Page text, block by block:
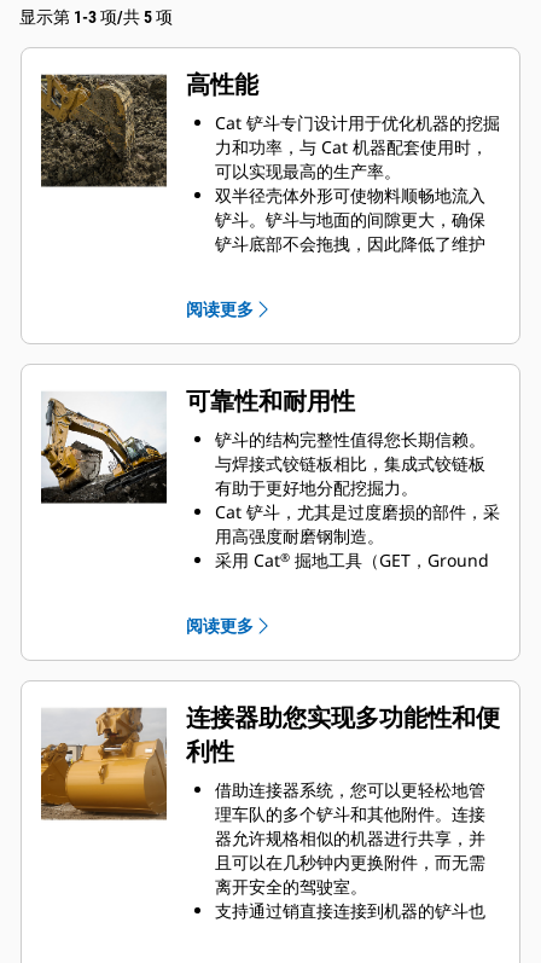
显示第 1-3 项/共 5 项
高性能
Cat 铲斗专门设计用于优化机器的挖掘
力和功率，与 Cat 机器配套使用时，
可以实现最高的生产率。
双半径壳体外形可使物料顺畅地流入
铲斗。铲斗与地面的间隙更大，确保
铲斗底部不会拖拽，因此降低了维护
可以快速铲挖物料，提高了机器的整
体工作效率。
您可在更短的时间内装载更多的物
料。铲斗形状和侧挡板精心设计而
成，让您每次装载都可将大部分物料
保留在铲斗内。
阅读更多
可靠性和耐用性
铲斗的结构完整性值得您长期信赖。
与焊接式铰链板相比，集成式铰链板
有助于更好地分配挖掘力。
Cat 铲斗，尤其是过度磨损的部件，采
用高强度耐磨钢制造。
采用 Cat® 掘地工具（GET，Ground
助于保护铲斗中最常接触和穿过物料
的部件。
通过为您的铲斗和应用组合选择合适
的 GET 来降低维护成本。
铲斗齿尖提供多种选择，确保适合您
的具体应用。无论您需要获得平整的
挖掘底面还是挖掘坚硬的磨蚀性物
料，总有一款齿尖解决方案适合您。
阅读更多
连接器助您实现多功能性和便
利性
借助连接器系统，您可以更轻松地管
理车队的多个铲斗和其他附件。连接
器允许规格相似的机器进行共享，并
且可以在几秒钟内更换附件，而无需
离开安全的驾驶室。
支持通过销直接连接到机器的铲斗也